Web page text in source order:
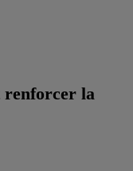
renforcer la